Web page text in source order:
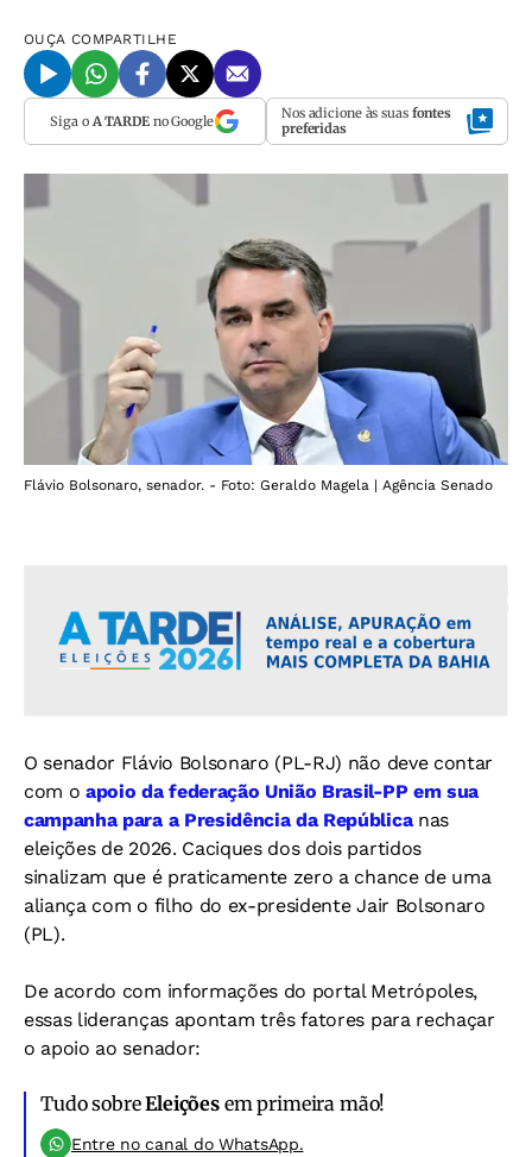
OUÇA COMPARTILHE
Siga o A TARDEno Google Nos adicione às suas fontes
preferidas
Flávio Bolsonaro, senador. - Foto: Geraldo Magela | Agência Senado
O senador Flávio Bolsonaro (PL-RJ) não deve contar
com oapoio da federação União Brasil-PP em sua
campanha para a Presidência da Repúblicanas
eleições de 2026. Caciques dos dois partidos
sinalizam que é praticamente zero a chance de uma
aliança com o filho do ex-presidente Jair Bolsonaro
(PL).
De acordo com informações do portal Metrópoles,
essas lideranças apontam três fatores para rechaçar
o apoio ao senador:
Tudo sobreEleiçõesem primeira mão!
Entre no canal do WhatsApp.